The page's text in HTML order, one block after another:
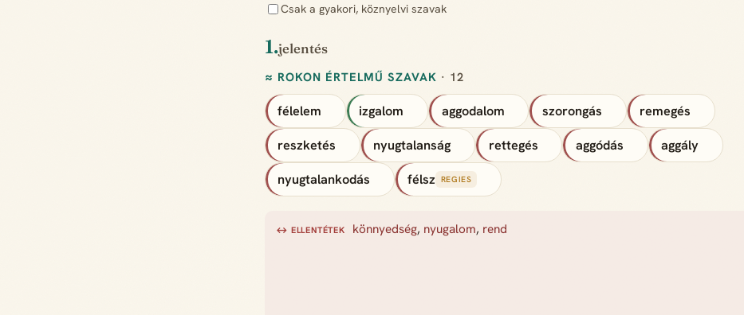
Csak a gyakori, köznyelvi szavak
1.jelentés
≈ ROKON ÉRTELMŰ SZAVAK · 12
félelem izgalom aggodalom szorongás remegés
reszketés nyugtalanság rettegés aggódás aggály
nyugtalankodás félsz REGIES
↔ ELLENTÉTEK könnyedség, nyugalom, rend